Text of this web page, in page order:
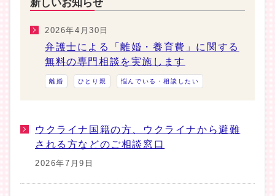
2026年4月30日
弁護士による「離婚・養育費」に関する
無料の専門相談を実施します
離婚 ひとり親 悩んでいる・相談したい
ウクライナ国籍の方、ウクライナから避難
される方などのご相談窓口
2026年7月9日